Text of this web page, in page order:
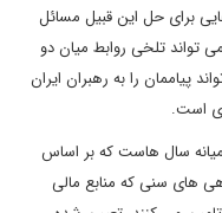
برای حل این قبیل مسائل
تواند تلخی روابط میان دو
پیاممان را به رهبران ایران
است.
سال هاست که بر اساس
های سنی که منابع مالی